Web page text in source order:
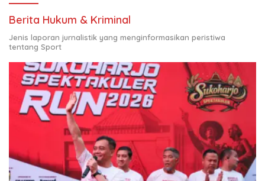
Berita Hukum & Kriminal
Jenis laporan jurnalistik yang menginformasikan peristiwa
tentang Sport